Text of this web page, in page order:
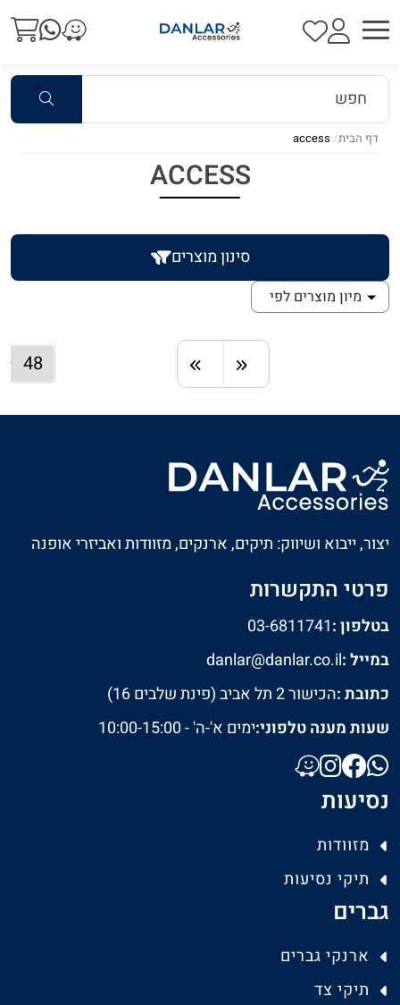
דף הבית access
ACCESS
סינון מוצרים
מיון מוצרים לפי
יצור, ייבוא ושיווק: תיקים, ארנקים, מזוודות ואביזרי אופנה
פרטי התקשרות
בטלפון :03-6811741
במייל :danlar@danlar.co.il
כתובת :הכישור 2 תל אביב (פינת שלבים 16)
שעות מענה טלפוני:ימים א'-ה' - 10:00-15:00
נסיעות
מזוודות
תיקי נסיעות
גברים
ארנקי גברים
תיקי צד